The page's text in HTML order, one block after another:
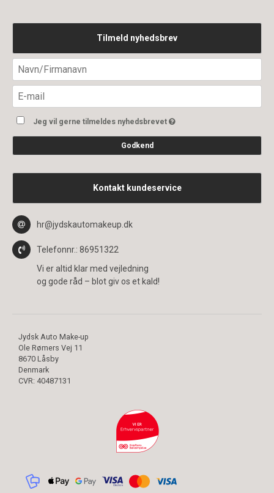
Tilmeld nyhedsbrev
Jeg vil gerne tilmeldes nyhedsbrevet
Godkend
Kontakt kundeservice
hr@jydskautomakeup.dk
Telefonnr.: 86951322
Vi er altid klar med vejledning
og gode råd – blot giv os et kald!
Jydsk Auto Make-up
Ole Rømers Vej 11
8670 Låsby
Denmark
CVR: 40487131